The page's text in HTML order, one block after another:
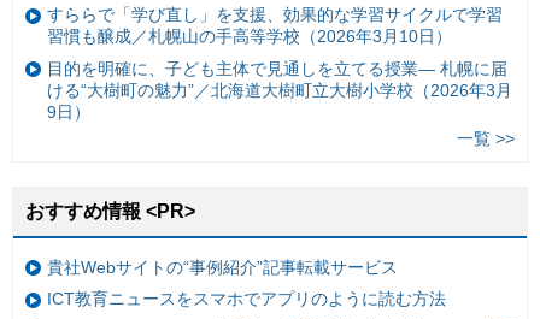
すららで「学び直し」を支援、効果的な学習サイクルで学習
習慣も醸成／札幌山の手高等学校（2026年3月10日）
目的を明確に、子ども主体で見通しを立てる授業— 札幌に届
ける“大樹町の魅力”／北海道大樹町立大樹小学校（2026年3月
9日）
一覧 >>
おすすめ情報 <PR>
貴社Webサイトの“事例紹介”記事転載サービス
ICT教育ニュースをスマホでアプリのように読む方法